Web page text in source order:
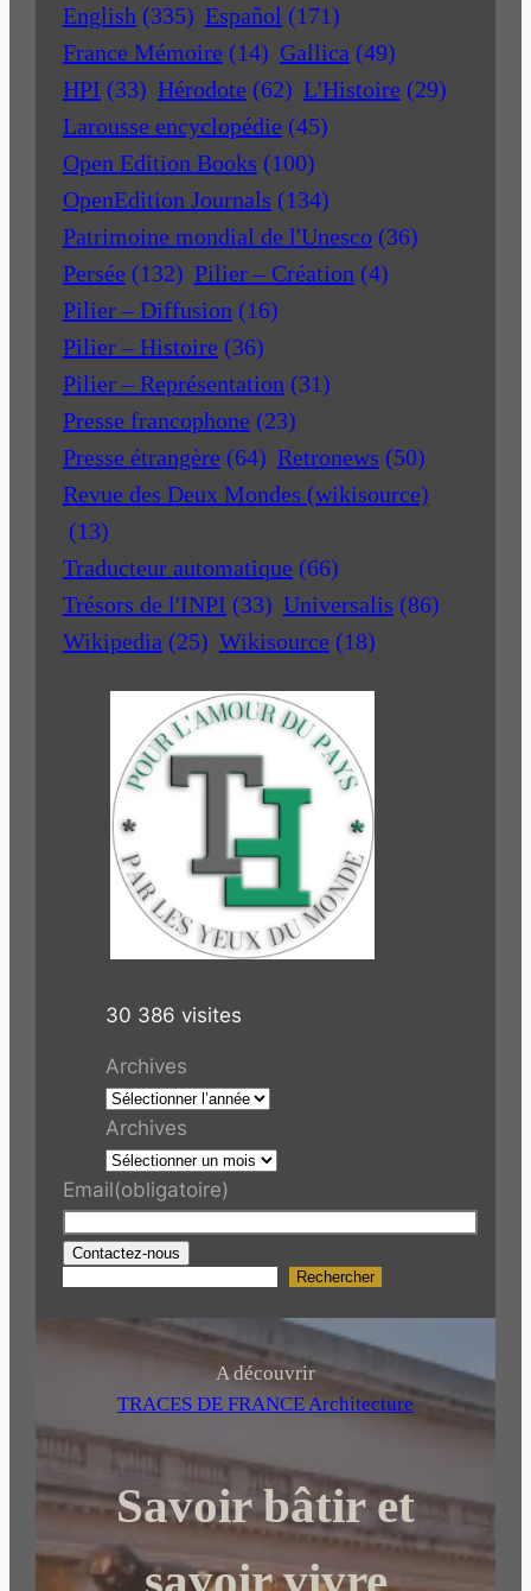
English (335) Español (171)
France Mémoire (14) Gallica (49)
HPI (33) Hérodote (62) L'Histoire (29)
Larousse encyclopédie (45)
Open Edition Books (100)
OpenEdition Journals (134)
Patrimoine mondial de l'Unesco (36)
Persée (132) Pilier – Création (4)
Pilier – Diffusion (16)
Pilier – Histoire (36)
Pilier – Représentation (31)
Presse francophone (23)
Presse étrangère (64) Retronews (50)
Revue des Deux Mondes (wikisource)
(13)
Traducteur automatique (66)
Trésors de l'INPI (33) Universalis (86)
Wikipedia (25) Wikisource (18)
30 386 visites
Archives
Archives
Email(obligatoire)
Contactez-nous
r
h
r
Rechercher
A découvrir
TRACES DE FRANCE Architecture
Savoir bâtir et